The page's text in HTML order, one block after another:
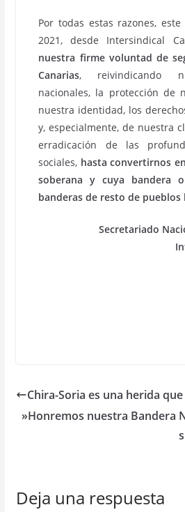
Por todas estas razones,
2021, desde Intersindical
nuestra firme voluntad de
Canarias, reivindicando
nacionales, la protección de
nuestra identidad, los
y, especialmente, de nuestra
erradicación de las
sociales, hasta convertirnos
soberana y cuya bandera
banderas de resto de
Secretariado
Chira-Soria es una herida
»Honremos nuestra Bandera
Deja una respuesta